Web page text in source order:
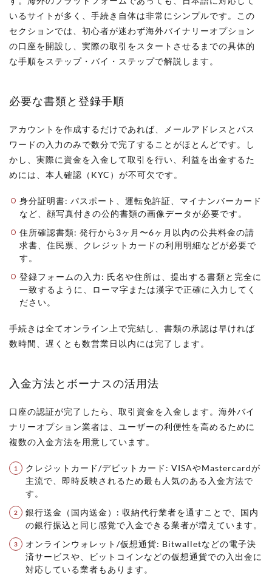
いるサイトが多く、手続き自体は非常にシンプルです。この
セクションでは、初心者が迷わず海外バイナリーオプション
の口座を開設し、実際の取引をスタートさせるまでの具体的
な手順をステップ・バイ・ステップで解説します。
必要な書類と登録手順
アカウントを作成するだけであれば、メールアドレスとパス
ワードの入力のみで数分で完了することがほとんどです。し
かし、実際に資金を入金して取引を行い、利益を出金するた
めには、本人確認（KYC）が不可欠です。
身分証明書: パスポート、運転免許証、マイナンバーカード
など、顔写真付きの公的書類の画像データが必要です。
住所確認書類: 発行から3ヶ月〜6ヶ月以内の公共料金の請
求書、住民票、クレジットカードの利用明細などが必要で
す。
登録フォームの入力: 氏名や住所は、提出する書類と完全に
一致するように、ローマ字または漢字で正確に入力してく
ださい。
手続きは全てオンライン上で完結し、書類の承認は早ければ
数時間、遅くとも数営業日以内には完了します。
入金方法とボーナスの活用法
口座の認証が完了したら、取引資金を入金します。海外バイ
ナリーオプション業者は、ユーザーの利便性を高めるために
複数の入金方法を用意しています。
クレジットカード/デビットカード: VISAやMastercardが
主流で、即時反映されるため最も人気のある入金方法で
す。
銀行送金（国内送金）: 収納代行業者を通すことで、国内
の銀行振込と同じ感覚で入金できる業者が増えています。
オンラインウォレット/仮想通貨: Bitwalletなどの電子決
済サービスや、ビットコインなどの仮想通貨での入出金に
対応している業者もあります。